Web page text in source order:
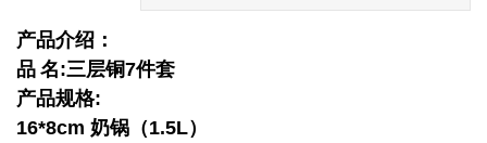
产品介绍：
品 名:三层铜7件套
产品规格:
16*8cm 奶锅（1.5L）